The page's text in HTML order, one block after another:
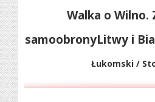
Walka o Wilno.
samoobronyLitwy i
Łukomski /